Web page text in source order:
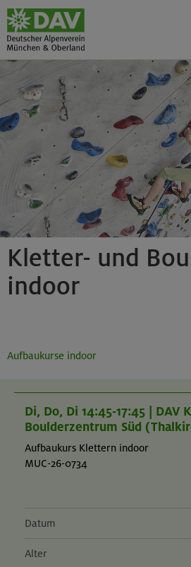
Kletter- und
indoor
Aufbaukurse indoor
Di, Do, Di 14:45-17:45 | DAV
Boulderzentrum Süd
Aufbaukurs Klettern indoor
MUC-26-0734
Datum
Alter